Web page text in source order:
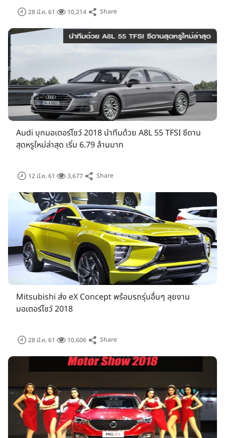
ด้านสถาบันการเงิน ในปีนี้ กรุงศรี ออโต้ ผู้นำตลาดสินเชื่อยานยนต์
สถานบันการเงินเพียงรายเดียวที่เข้ามาให้การสนับสนุนด้านการให้
ครั้งที่ 39กรุงศรี นิว คาร์จาก กรุงศรี ออโต้ ที่พ
พิเศษ และเงื่อนไขที่ให้คุณเป็นเจ้าของรถคันใหม่ได้ง่ายขึ้นที่บูธ กรุง
ศรี ออโต้
กำหนดการจัดงาน
ด้านราคาบัตรเข้าชมงาน คงราคาเดิม 100 บาท มาพร้อมแคมเปญ
‘ซื้อบัตรเข้าชมงาน ลุ้นรับรถ’ ที่ผู้จัดฯ เตรียมมอบโชคให้ผู้ชมเป็น
ประจำทุกปี พร้อมของรางวัลใหญ่อย่างรถยนต์และรถจักรยานยนต์
รวมมูลค่ากว่า 2,500,000 บาท โดยผู้ที่ซื้อบัตรและต้องการร่วมชิง
28 มี.ค. 61 10,214 Share
Audi บุกมอเตอร์โชว์ 2018 นำทีมด้วย A8L 55 TFSI ซีดาน
สุดหรูใหม่ล่าสุด เริ่ม 6.79 ล้านบาท
12 มี.ค. 61 3,677 Share
Mitsubishi ส่ง eX Concept พร้อมรถรุ่นอื่นๆ ลุยงาน
มอเตอร์โชว์ 2018
28 มี.ค. 61 10,606 Share